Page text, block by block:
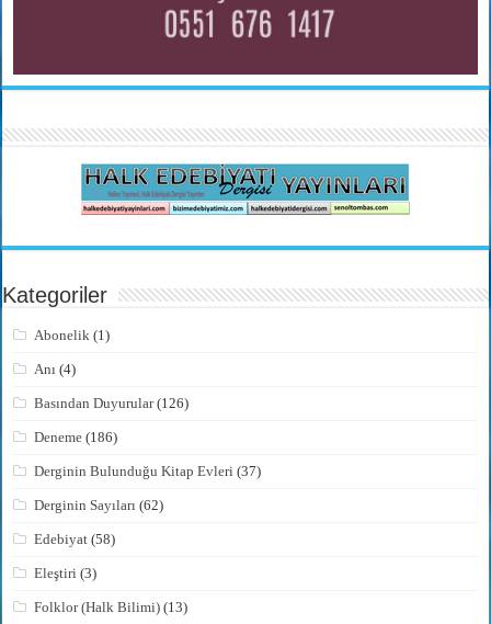
Kategoriler
Abonelik (1)
Anı (4)
Basından Duyurular(126)
Deneme (186)
Derginin Bulunduğu Kitap Evleri (37)
Derginin Sayıları (62)
Edebiyat (58)
Eleştiri (3)
Folklor (Halk Bilimi) (13)